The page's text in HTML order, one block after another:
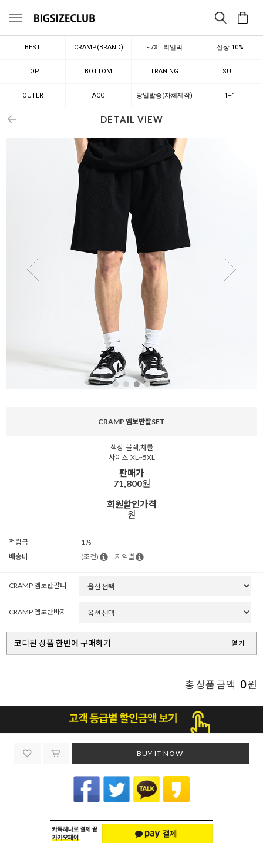
메뉴
BEST CRAMP(BRAND) ~7XL 리얼빅 신상 10%
TOP BOTTOM TRANING SUIT
OUTER ACC 당일발송(자체제작) 1+1
DETAIL VIEW
CRAMP 엠보반팔SET
색상-블랙,챠콜
사이즈-XL~5XL
판매가
71,800원
회원할인가격
원
적립금
1%
배송비
(조건) 지역별
CRAMP 엠보반팔티
CRAMP 엠보반바지
코디된 상품 한번에 구매하기 열기
총 상품 금액 0원
BUY IT NOW